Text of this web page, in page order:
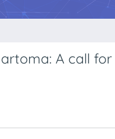
A call for